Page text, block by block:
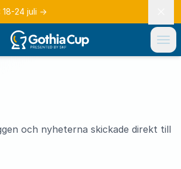
24 juli →
och nyheterna skickade direkt till